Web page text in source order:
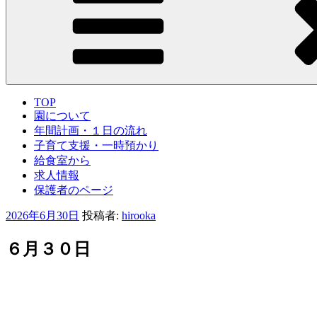
TOP
園について
年間計画・１日の流れ
子育て支援・一時預かり
給食室から
求人情報
保護者のページ
投
日:
2026年6月30日 投稿者: hirooka
６月３０日